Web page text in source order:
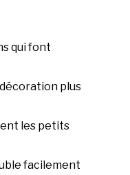
qui font
plus
les petits
facilement